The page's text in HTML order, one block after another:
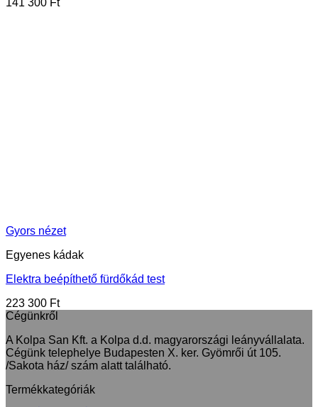
141 300 Ft
Gyors nézet
Egyenes kádak
Elektra beépíthető fürdőkád test
223 300 Ft
Cégünkről
A Kolpa San Kft. a Kolpa d.d. magyarországi leányvállalata.
Cégünk telephelye Budapesten X. ker. Gyömrői út 105.
/Sakota ház/ szám alatt található.
Termékkategóriák